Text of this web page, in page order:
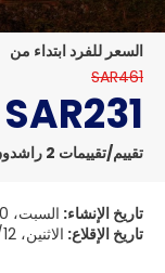
السعر للفرد ابتداء من
SAR461
SAR231
تقييم/تقييمات 2 راشدونs
تاريخ الإنشاء: السبت، 2023/06/10
تاريخ الإقلاع: الاثنين، 2023/06/12